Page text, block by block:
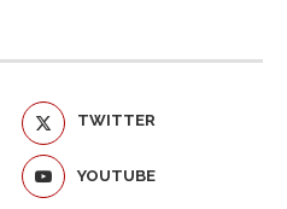
TWITTER
YOUTUBE